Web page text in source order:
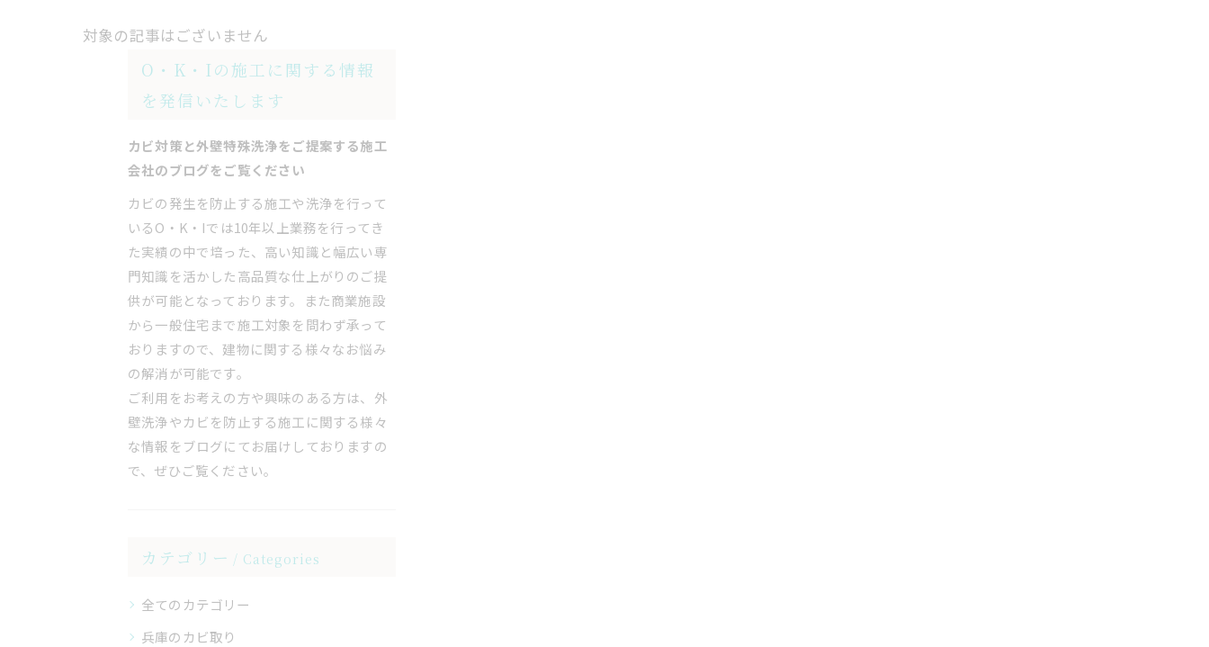
対象の記事はございません
O・K・Iの施工に関する情報
を発信いたします
カビ対策と外壁特殊洗浄をご提案する施工
会社のブログをご覧ください
カビの発生を防止する施工や洗浄を行って
いるO・K・Iでは10年以上業務を行ってき
た実績の中で培った、高い知識と幅広い専
門知識を活かした高品質な仕上がりのご提
供が可能となっております。また商業施設
から一般住宅まで施工対象を問わず承って
おりますので、建物に関する様々なお悩み
の解消が可能です。
ご利用をお考えの方や興味のある方は、外
壁洗浄やカビを防止する施工に関する様々
な情報をブログにてお届けしておりますの
で、ぜひご覧ください。
カテゴリー Categories
全てのカテゴリー
兵庫のカビ取り